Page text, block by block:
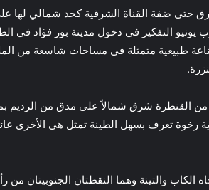
حتى ضفة القناة الشرقية كحد شمالي لها
التفكير في دخول مدينة بور فؤاد في
طبيعية متمثلة فى مساحات شاسعة من
تسير دورات من القنطرة شرق شمالاً على مدق من
رخوة تعرف بسهل الطينة تمثل هى الأخرى
الكاب والتينة وهما النقطتان الجنوبيتان